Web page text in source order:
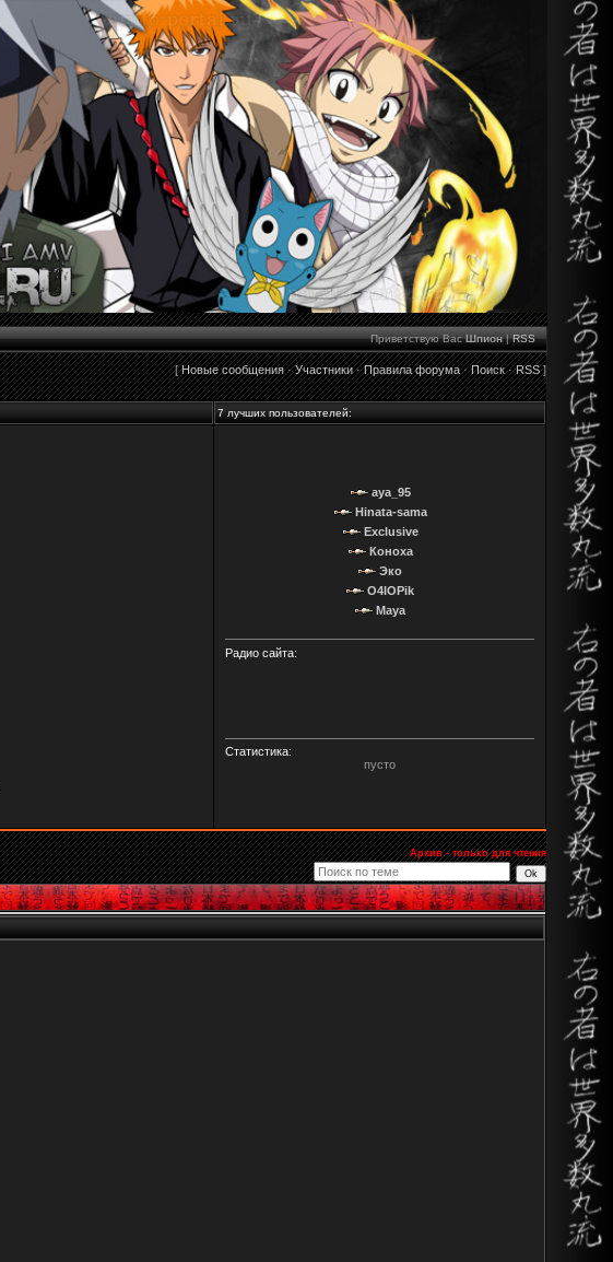
Приветствую Вас Шпион|RSS
[Новые сообщения·Участники·Правила форума·Поиск·RSS]
7 лучших пользователей:
aya_95
Hinata-sama
Exclusive
Коноха
Эко
O4IOPik
Maya
Радио сайта:
Статистика:
пусто
Архив - только для чтения